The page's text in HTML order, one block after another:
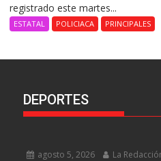
registrado este martes...
ESTATAL POLICIACA PRINCIPALES
DEPORTES
agosto 5, 2026 La